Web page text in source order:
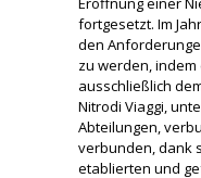
fortgesetzt. Im
den
zu werden,
ausschließlich
Nitrodi Viaggi,
Abteilungen,
verbunden, dank
etablierten und